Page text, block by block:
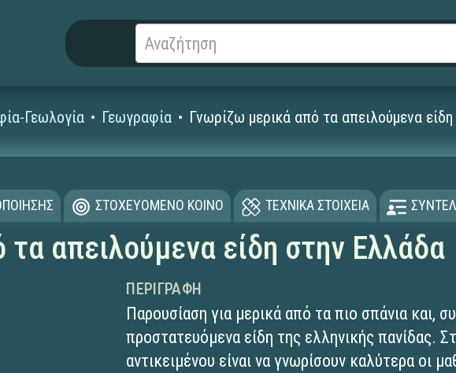
Γεωλογία Γεωγραφία Γνωρίζω μερικά από τα απειλούμενα
ΣΤΟΧΕΥΟΜΕΝΟ ΚΟΙΝΟ ΤΕΧΝΙΚΑ ΣΤΟΙΧΕΙΑ
απειλούμενα είδη στην Ελλάδα
ΠΕΡΙΓΡΑΦΉ
Παρουσίαση για μερικά από τα πιο σπάνια και,
προστατευόμενα είδη της ελληνικής πανίδας.
αντικειμένου είναι να γνωρίσουν καλύτερα οι